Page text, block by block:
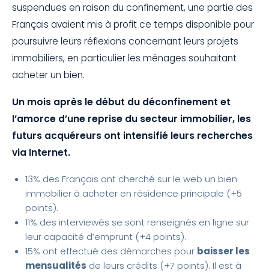
suspendues en raison du confinement, une partie des
Français avaient mis à profit ce temps disponible pour
poursuivre leurs réflexions concernant leurs projets
immobiliers, en particulier les ménages souhaitant
acheter un bien.
Un mois après le début du déconfinement et
l’amorce d’une reprise du secteur immobilier, les
futurs acquéreurs ont intensifié leurs recherches
via Internet.
13% des Français ont cherché sur le web un bien
immobilier à acheter en résidence principale (+5
points).
11% des interviewés se sont renseignés en ligne sur
leur capacité d’emprunt (+4 points).
15% ont effectué des démarches pour baisser les
mensualités de leurs crédits (+7 points). Il est à